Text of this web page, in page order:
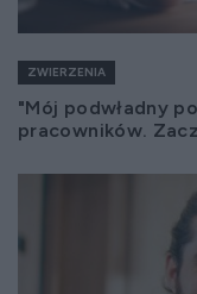
ZWIERZENIA
"Mój podwładny
pracowników.